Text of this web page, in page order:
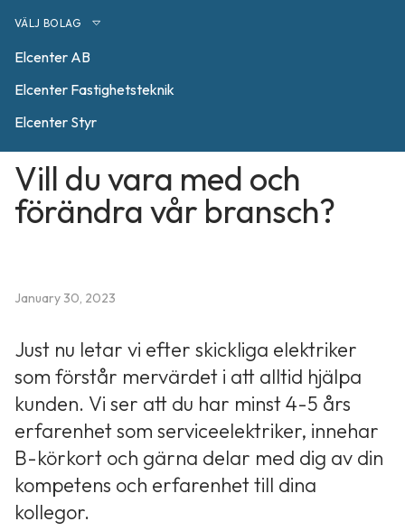
VÄLJ BOLAG
Elcenter AB
Elcenter Fastighetsteknik
Elcenter Styr
Vill du vara med och
förändra vår bransch?
January 30, 2023
Just nu letar vi efter skickliga elektriker
som förstår mervärdet i att alltid hjälpa
kunden. Vi ser att du har minst 4-5 års
erfarenhet som serviceelektriker, innehar
B-körkort och gärna delar med dig av din
kompetens och erfarenhet till dina
kollegor.